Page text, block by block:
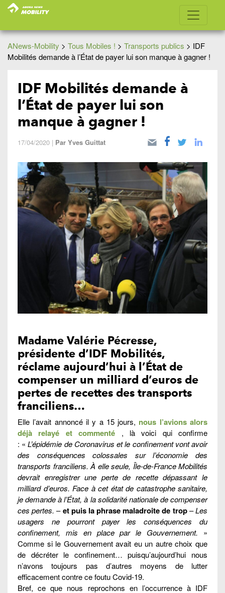
ANews-Mobility > Tous Mobiles ! > Transports publics > IDF
Mobilités demande à l’État de payer lui son manque à gagner !
IDF Mobilités demande à
l’État de payer lui son
manque à gagner !
17/04/2020 | Par Yves Guittat
Madame Valérie Pécresse,
présidente d’IDF Mobilités,
réclame aujourd’hui à l’État de
compenser un milliard d’euros de
pertes de recettes des transports
franciliens…
Elle l’avait annoncé il y a 15 jours, nous l’avions alors
déjà relayé et commenté , là voici qui confirme
: «L’épidémie de Coronavirus et le confinement vont avoir
des conséquences colossales sur l’économie des
transports franciliens. À elle seule, Île-de-France Mobilités
devrait enregistrer une perte de recette dépassant le
milliard d’euros. Face à cet état de catastrophe sanitaire,
je demande à l’État, à la solidarité nationale de compenser
ces pertes. –et puis la phrase maladroite de trop–Les
usagers ne pourront payer les conséquences du
confinement, mis en place par le Gouvernement. »
Comme si le Gouvernement avait eu un autre choix que
de décréter le confinement… puisqu’aujourd’hui nous
n’avons toujours pas d’autres moyens de lutter
efficacement contre ce foutu Covid-19.
Bref, ce que nous reprochons en l’occurrence à IDF